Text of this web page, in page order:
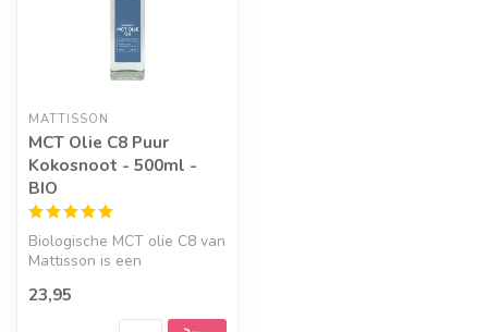
MATTISSON
MCT Olie C8 Puur
Kokosnoot - 500ml -
BIO
Biologische MCT olie C8 van
Mattisson is een
olie op ba...
23,95